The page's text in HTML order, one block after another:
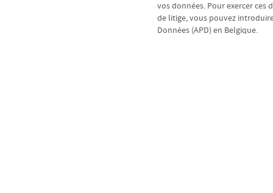
vos données. Pour exercer ces
de litige, vous pouvez
Données (APD) en Belgique.